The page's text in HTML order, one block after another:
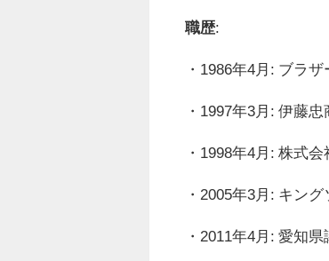
職歴:
・1986年4月: ブラ
・1997年3月: 伊藤
・1998年4月: 株式
・2005年3月: キン
・2011年4月: 愛知